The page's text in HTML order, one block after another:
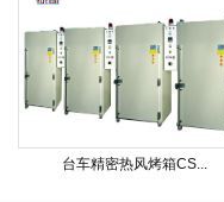
台车精密热风烤箱CS...